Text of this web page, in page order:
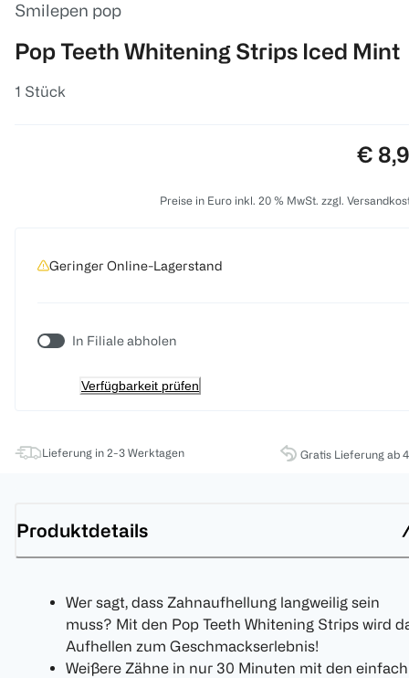
Smilepen pop
Pop Teeth Whitening Strips Iced Mint
1 Stück
€
Preise in Euro inkl. 20 % MwSt. zzgl.
Geringer Online-Lagerstand
In Filiale abholen
Verfügbarkeit prüfen
Lieferung in 2-3 Werktagen Gratis Lieferung ab
Produktdetails
Wer sagt, dass Zahnaufhellung langweilig sein
muss? Mit den Pop Teeth Whitening Strips wird
Aufhellen zum Geschmackserlebnis!
Weißere Zähne in nur 30 Minuten mit den einfach